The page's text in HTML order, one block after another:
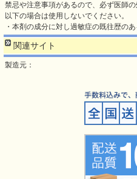
禁忌や注意事項があるので、必ず医師の
以下の場合は使用しないでください。
・本剤の成分に対し過敏症の既往歴の
関連サイト
製造元：